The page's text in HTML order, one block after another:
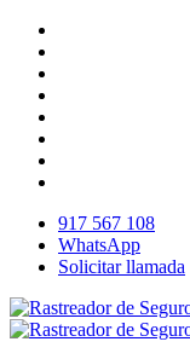
917 567 108
WhatsApp
Solicitar llamada